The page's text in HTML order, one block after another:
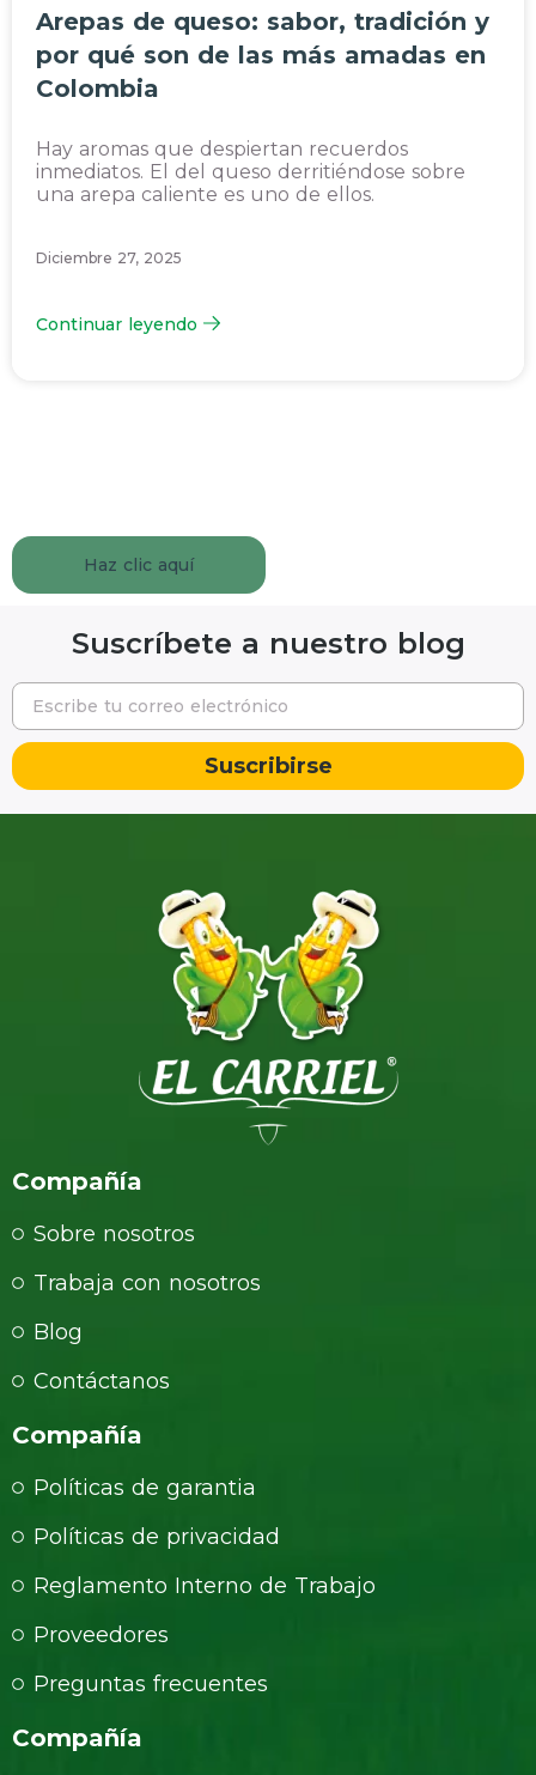
Arepas de queso: sabor, tradición y
por qué son de las más amadas en
Colombia
Hay aromas que despiertan recuerdos
inmediatos. El del queso derritiéndose sobre
una arepa caliente es uno de ellos.
Diciembre 27, 2025
Continuar leyendo
Haz clic aquí
Suscríbete a nuestro blog
Suscribirse
Compañía
Sobre nosotros
Trabaja con nosotros
Blog
Contáctanos
Compañía
Políticas de garantia
Políticas de privacidad
Reglamento Interno de Trabajo
Proveedores
Preguntas frecuentes
Compañía